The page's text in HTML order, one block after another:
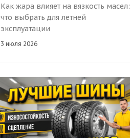
Как жара влияет на вязкость масел:
что выбрать для летней
эксплуатации
3 июля 2026